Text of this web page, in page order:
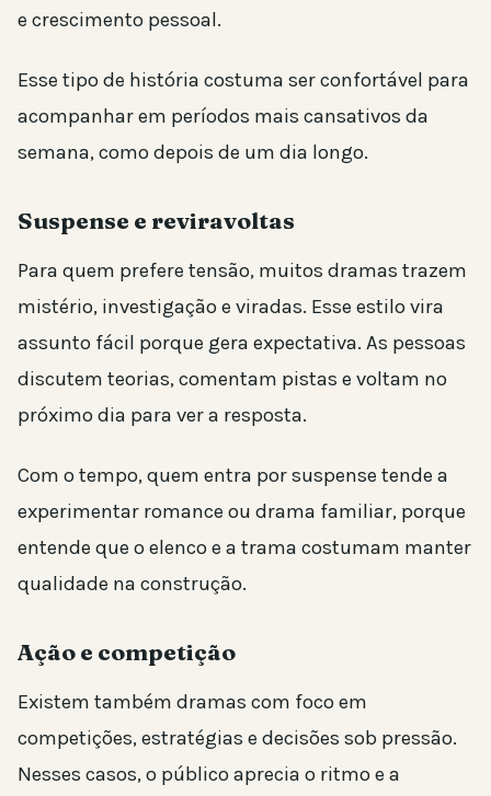
e crescimento pessoal.
Esse tipo de história costuma ser confortável para
acompanhar em períodos mais cansativos da
semana, como depois de um dia longo.
Suspense e reviravoltas
Para quem prefere tensão, muitos dramas trazem
mistério, investigação e viradas. Esse estilo vira
assunto fácil porque gera expectativa. As pessoas
discutem teorias, comentam pistas e voltam no
próximo dia para ver a resposta.
Com o tempo, quem entra por suspense tende a
experimentar romance ou drama familiar, porque
entende que o elenco e a trama costumam manter
qualidade na construção.
Ação e competição
Existem também dramas com foco em
competições, estratégias e decisões sob pressão.
Nesses casos, o público aprecia o ritmo e a